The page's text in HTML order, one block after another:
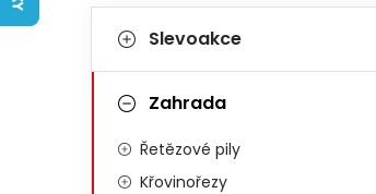
Postranní panel
Kategorie
Slevoakce
Zahrada
Řetězové pily
Křovinořezy